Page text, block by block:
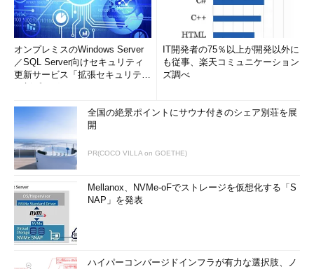
オンプレミスのWindows Server
／SQL Server向けセキュリティ
更新サービス「拡張セキュリティ
IT開発者の75％以上が開発以外に
も従事、楽天コミュニケーション
ズ調べ
全国の絶景ポイントにサウナ付きのシェア別荘を展
開
PR(COCO VILLA on GOETHE)
Mellanox、NVMe-oFでストレージを仮想化する「S
NAP」を発表
ハイパーコンバージドインフラが有力な選択肢、ノ